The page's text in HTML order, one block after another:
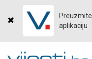
Preuzmite
aplikaciju